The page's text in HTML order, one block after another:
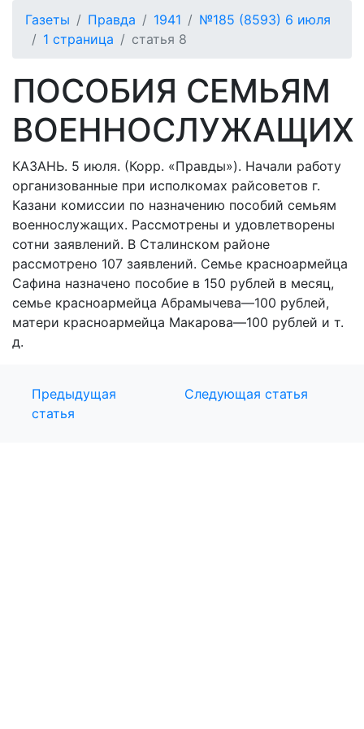
Газеты Правда 1941
№185 (8593) 6 июля
1 страница
статья 8
ПОСОБИЯ СЕМЬЯМ
ВОЕННОСЛУЖАЩИХ
КАЗАНЬ. 5 июля. (Корр. «Правды»). Начали работу
организованные при исполкомах райсоветов г.
Казани комиссии по назначению пособий семьям
военнослужащих. Рассмотрены и удовлетворены
сотни заявлений. В Сталинском районе
рассмотрено 107 заявлений. Семье красноармейца
Сафина назначено пособие в 150 рублей в месяц,
семье красноармейца Абрамычева—100 рублей,
матери красноармейца Макарова—100 рублей и т.
д.
Предыдущая
статья
Следующая статья